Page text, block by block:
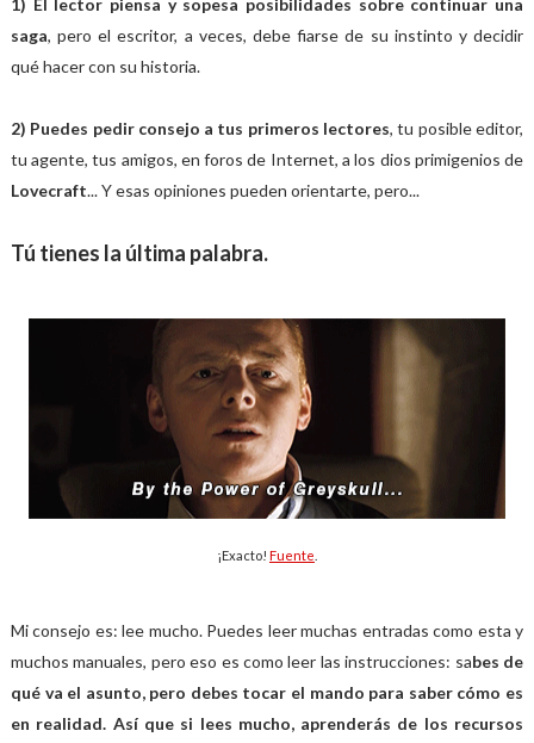
1) El lector piensa y sopesa posibilidades sobre continuar una
saga, pero el escritor, a veces, debe fiarse de su instinto y decidir
qué hacer con su historia.
2) Puedes pedir consejo a tus primeros lectores, tu posible editor,
tu agente, tus amigos, en foros de Internet, a los dios primigenios de
Lovecraft... Y esas opiniones pueden orientarte, pero...
Tú tienes la última palabra.
¡Exacto! Fuente
Mi consejo es: lee mucho. Puedes leer muchas entradas como esta y
muchos manuales, pero eso es como leer las instrucciones: sabes de
qué va el asunto, pero debes tocar el mando para saber cómo es
en realidad. Así que si lees mucho, aprenderás de los recursos